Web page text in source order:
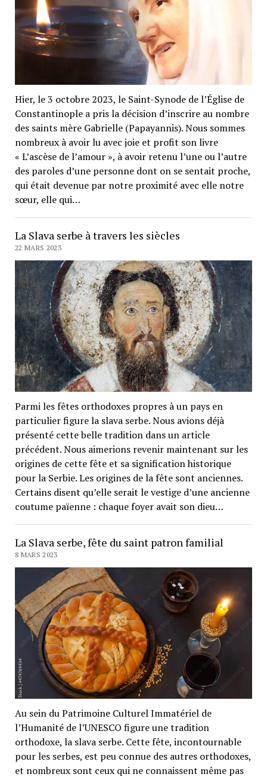
Hier, le 3 octobre 2023, le Saint-Synode de l’Église de
Constantinople a pris la décision d’inscrire au nombre
des saints mère Gabrielle (Papayannis). Nous sommes
nombreux à avoir lu avec joie et profit son livre
« L’ascèse de l’amour », à avoir retenu l’une ou l’autre
des paroles d’une personne dont on se sentait proche,
qui était devenue par notre proximité avec elle notre
sœur, elle qui…
La Slava serbe à travers les siècles
22 MARS 2023
Parmi les fêtes orthodoxes propres à un pays en
particulier figure la slava serbe. Nous avions déjà
présenté cette belle tradition dans un article
précédent. Nous aimerions revenir maintenant sur les
origines de cette fête et sa signification historique
pour la Serbie. Les origines de la fête sont anciennes.
Certains disent qu’elle serait le vestige d’une ancienne
coutume païenne : chaque foyer avait son dieu…
La Slava serbe, fête du saint patron familial
8 MARS 2023
Au sein du Patrimoine Culturel Immatériel de
l’Humanité de l’UNESCO figure une tradition
orthodoxe, la slava serbe. Cette fête, incontournable
pour les serbes, est peu connue des autres orthodoxes,
et nombreux sont ceux qui ne connaissent même pas